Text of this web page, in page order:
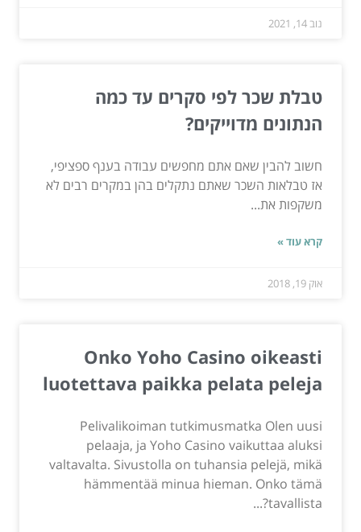
נוב 14, 2021
טבלת שכר לפי סקרים עד כמה
הנתונים מדוייקים?
חשוב להבין שאם אתם מחפשים עבודה בענף ספציפי,
אז טבלאות השכר שאתם נתקלים בהן במקרים רבים לא
משקפות את...
קרא עוד »
אוק 19, 2018
Onko Yoho Casino oikeasti
luotettava paikka pelata peleja
Pelivalikoiman tutkimusmatka Olen uusi
pelaaja, ja Yoho Casino vaikuttaa aluksi
valtavalta. Sivustolla on tuhansia pelejä, mikä
hämmentää minua hieman. Onko tämä
tavallista?...